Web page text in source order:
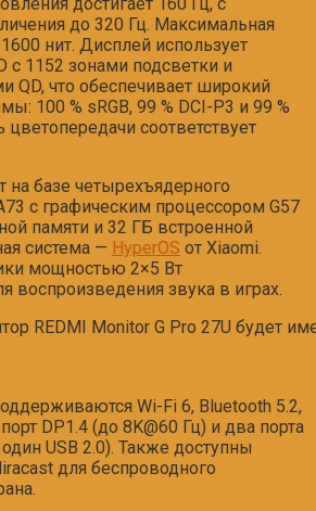
до 320 Гц. Максимальная
нит. Дисплей использует
с 1152 зонами подсветки и
QD, что обеспечивает широкий
100 % sRGB, 99 % DCI-P3 и 99 %
цветопередачи соответствует
на базе четырехъядерного
с графическим процессором G57
памяти и 32 ГБ встроенной
система — HyperOS от Xiaomi.
мощностью 2×5 Вт
воспроизведения звука в играх.
Wi-Fi 6, Bluetooth 5.2,
DP1.4 (до 8K@60 Гц) и два порта
USB 2.0). Также доступны
для беспроводного